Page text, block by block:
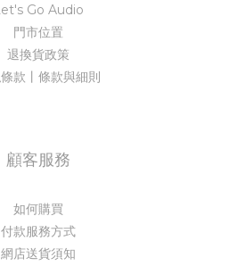
Go Audio
門市位置
退換貨政策
款丨條款與細則
顧客服務
如何購買
付款服務方式
網店送貨須知